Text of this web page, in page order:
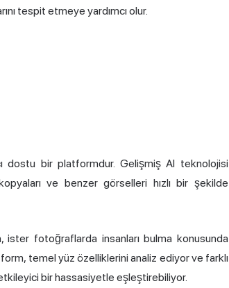
tespit etmeye yardımcı olur.
dostu bir platformdur. Gelişmiş AI teknolojisi
ve benzer görselleri hızlı bir şekilde
fotoğraflarda insanları bulma konusunda
temel yüz özelliklerini analiz ediyor ve farklı
bir hassasiyetle eşleştirebiliyor.